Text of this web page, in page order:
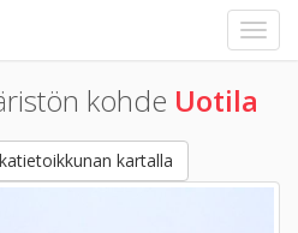
kohde Uotila
kartalla